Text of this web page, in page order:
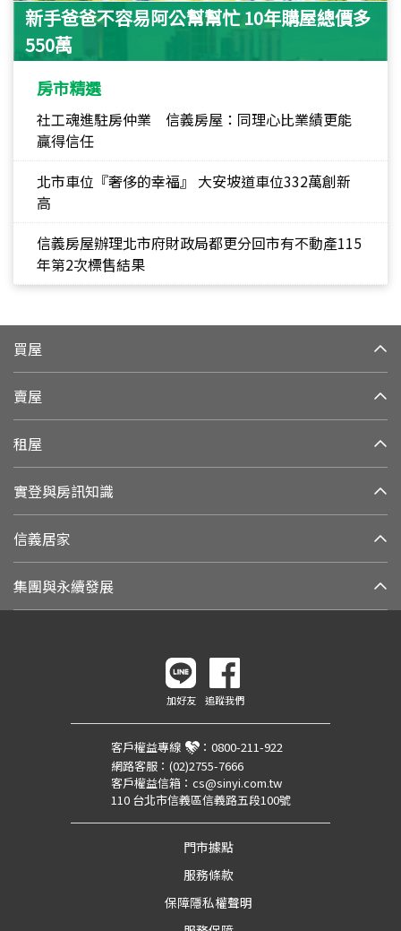
新手爸爸不容易阿公幫幫忙 10年購屋總價多
550萬
房市精選
社工魂進駐房仲業 信義房屋：同理心比業績更能
贏得信任
北市車位『奢侈的幸福』 大安坡道車位332萬創新
高
信義房屋辦理北市府財政局都更分回市有不動產115
年第2次標售結果
買屋
賣屋
租屋
實登與房訊知識
信義居家
集團與永續發展
加好友 追蹤我們
客戶權益專線 ： 0800-211-922
網路客服： (02)2755-7666
客戶權益信箱： cs@sinyi.com.tw
110 台北市信義區信義路五段100號
門市據點
服務條款
保障隱私權聲明